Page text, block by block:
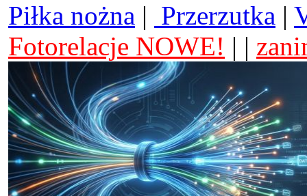
Piłka nożna | Przerzutka |
Fotorelacje NOWE! | |